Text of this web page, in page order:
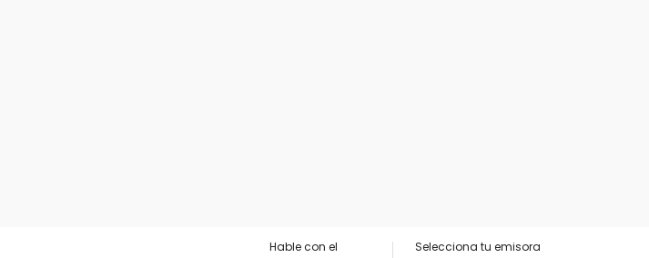
Hable con el Selecciona tu emisora